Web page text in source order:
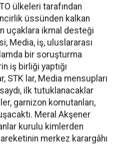
ülkeleri tarafından
üssünden kalkan
uçaklara ikmal desteği
Media, iş, uluslararası
bir soruşturma
iş birliği yaptığı
STK lar, Media mensupları
ilk tutuklanacaklar
garnizon komutanları,
Meral Akşener
kurulu kimlerden
merkez karargâhı